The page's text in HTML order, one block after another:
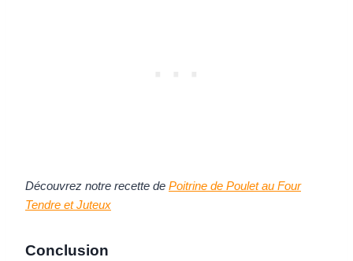
Découvrez notre recette de Poitrine de Poulet au Four
Tendre et Juteux
Conclusion